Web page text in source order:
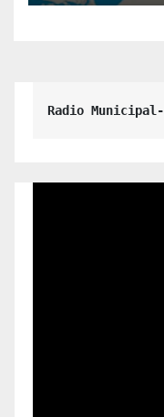
Radio